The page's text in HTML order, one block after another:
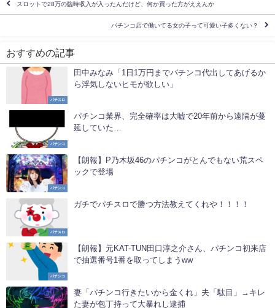
スロットで28万の臨時収入が入ったんだけど、何か買った方がええんか
パチンコ店で働いてる女の子って可愛い子多くない？
おすすめの記事
パチスロ
田中みなみ「1日1万円までパチンコ代出してあげるか
ら浮気しないヒモが欲しい」
パチンコ
パチンコ業界、完全確率は大嘘で20年前から遠隔が蔓
延していた…
パチンコ
【朗報】P乃木坂46のパチンコがとんでもない荒スペ
ックで登場
パチスロ
ガチでパチスロで勝つ方法教えてくれや！！！！
パチンコ
【朗報】元KAT-TUN田口淳之介さん、パチンコ初来店
で抽選番号1番を取ってしまうww
妻「パチンコ行きたいから金くれ」夫「駄目」→キレ
た妻が包丁持って大暴れし逮捕